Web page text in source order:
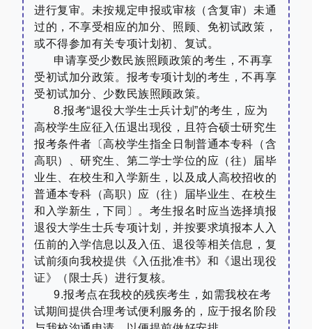
进行复审。未按规定申报或审核（含复审）未通
过的，不享受相应的加分、照顾、免初试政策，
或不得参加有关专项计划初、复试。
申请享受少数民族照顾政策的考生，不再享
受初试加分政策。报考专项计划的考生，不再享
受初试加分、少数民族照顾政策。
8.报考“退役大学生士兵计划”的考生，应为
高校学生应征入伍退出现役，且符合硕士研究生
报考条件者〔高校学生指全日制普通本专科（含
高职）、研究生、第二学士学位的应（往）届毕
业生、在校生和入学新生，以及成人高校招收的
普通本专科（高职）应（往）届毕业生、在校生
和入学新生，下同〕。考生报名时应当选择填报
退役大学生士兵专项计划，并按要求填报本人入
伍前的入学信息以及入伍、退役等相关信息，复
试前须向我校提供《入伍批准书》和《退出现役
证》（限士兵）进行复核。
9.报考点在我校的残疾考生，如需我校在考
试期间提供合理考试便利服务的，应于报名阶段